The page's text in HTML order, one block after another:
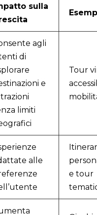
sulla
agli
di
e
limiti
Tour
alle
e tour